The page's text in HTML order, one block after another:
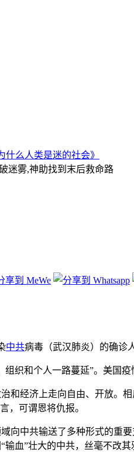
什么人类是迷的社会》
迷雾,神助找到末后救命路
中共病毒（武汉肺炎）的确诊
织和个人一路蔓延”。美国
和经济上走向自由、开放。相
，可谓恩将仇报。
向中共输送了多种形式的重
血”壮大的中共，丝毫不改